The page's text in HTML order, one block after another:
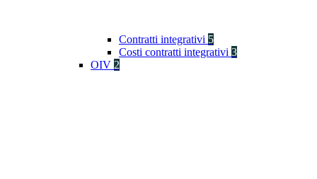
Contratti integrativi 5
Costi contratti integrativi 3
OIV 2